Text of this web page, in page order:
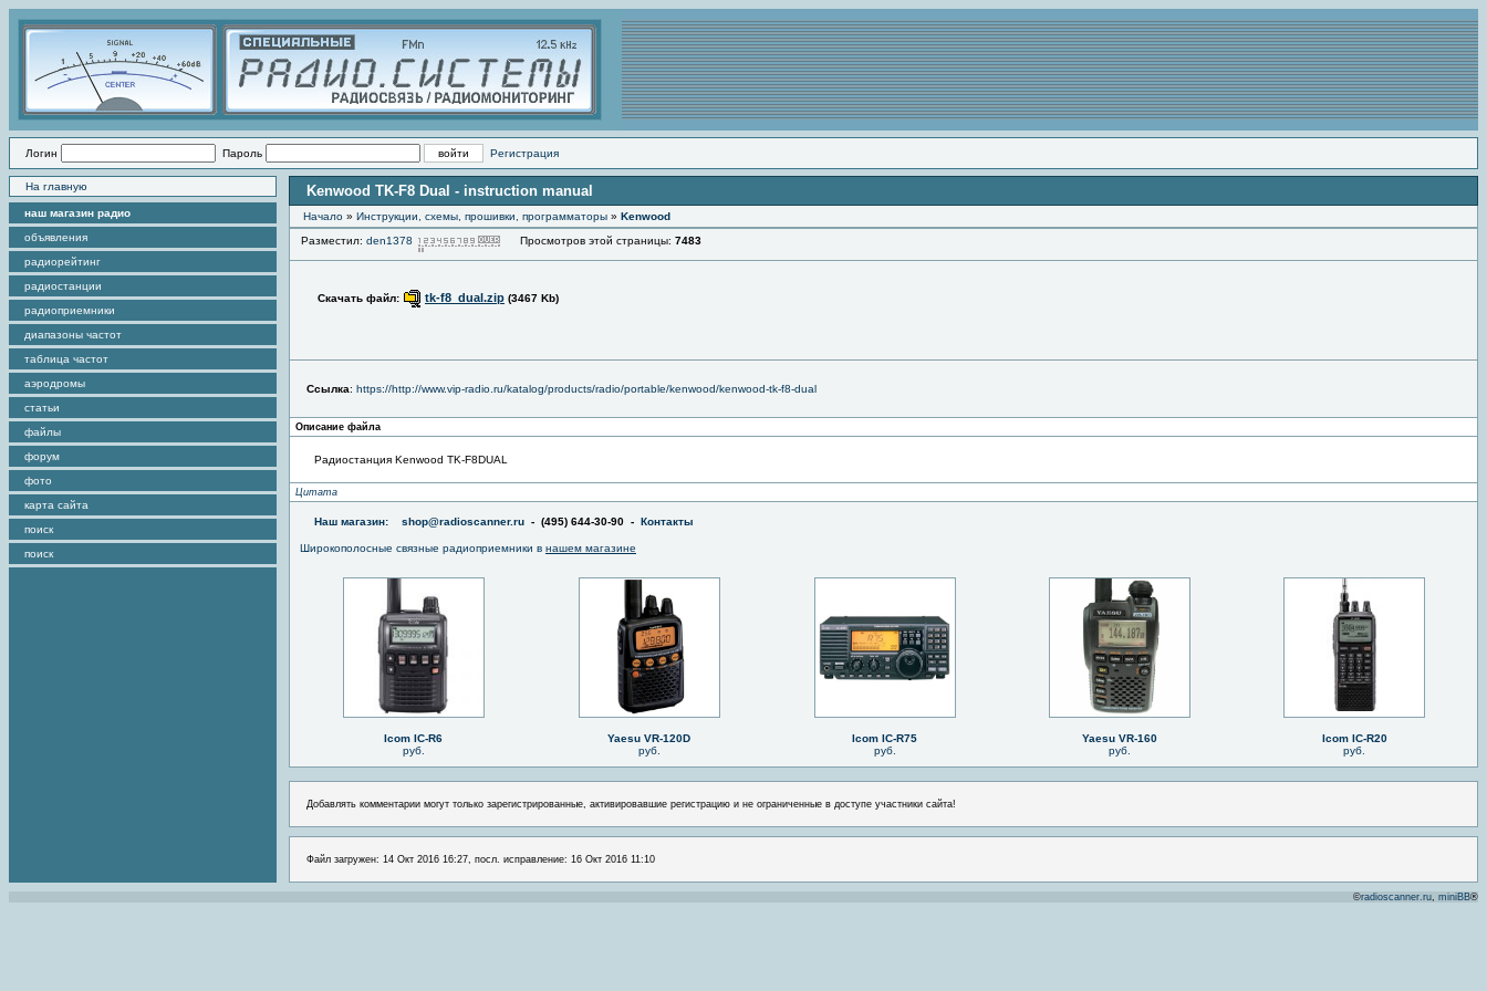
Логин Пароль Регистрация
На главную
наш магазин радио
объявления
радиорейтинг
радиостанции
радиоприемники
диапазоны частот
таблица частот
аэродромы
статьи
файлы
форум
фото
карта сайта
поиск
поиск
Kenwood TK-F8 Dual - instruction manual
Начало » Инструкции, схемы, прошивки, программаторы » Kenwood
Разместил: den1378 Просмотров этой страницы: 7483
Скачать файл: tk-f8_dual.zip (3467 Kb)
Ссылка: https://http://www.vip-radio.ru/katalog/products/radio/portable/kenwood/kenwood-tk-f8-dual
Описание файла
Радиостанция Kenwood TK-F8DUAL
Цитата
Наш магазин: shop@radioscanner.ru - (495) 644-30-90 - Контакты
Широкополосные связные радиоприемники в нашем магазине
Icom IC-R6
руб.
Yaesu VR-120D
руб.
Icom IC-R75
руб.
Yaesu VR-160
руб.
Icom IC-R20
руб.
Добавлять комментарии могут только зарегистрированные, активировавшие регистрацию и не ограниченные в доступе участники сайта!
Файл загружен: 14 Окт 2016 16:27, посл. исправление: 16 Окт 2016 11:10
©radioscanner.ru, miniBB®